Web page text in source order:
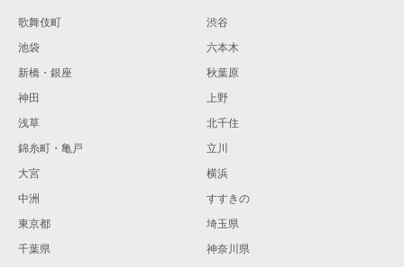
歌舞伎町
渋谷
池袋
六本木
新橋・銀座
秋葉原
神田
上野
浅草
北千住
錦糸町・亀戸
立川
大宮
横浜
中洲
すすきの
東京都
埼玉県
千葉県
神奈川県